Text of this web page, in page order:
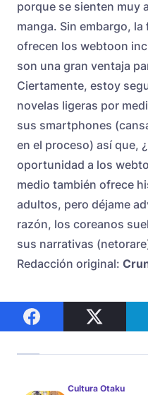
porque se sienten muy
manga. Sin embargo,
ofrecen los webtoon
son una gran ventaja
Ciertamente, estoy
novelas ligeras por
sus smartphones
en el proceso) así que,
oportunidad a los
medio también ofrece
adultos, pero déjame
razón, los coreanos
sus narrativas
Redacción original:
Cultura Otaku